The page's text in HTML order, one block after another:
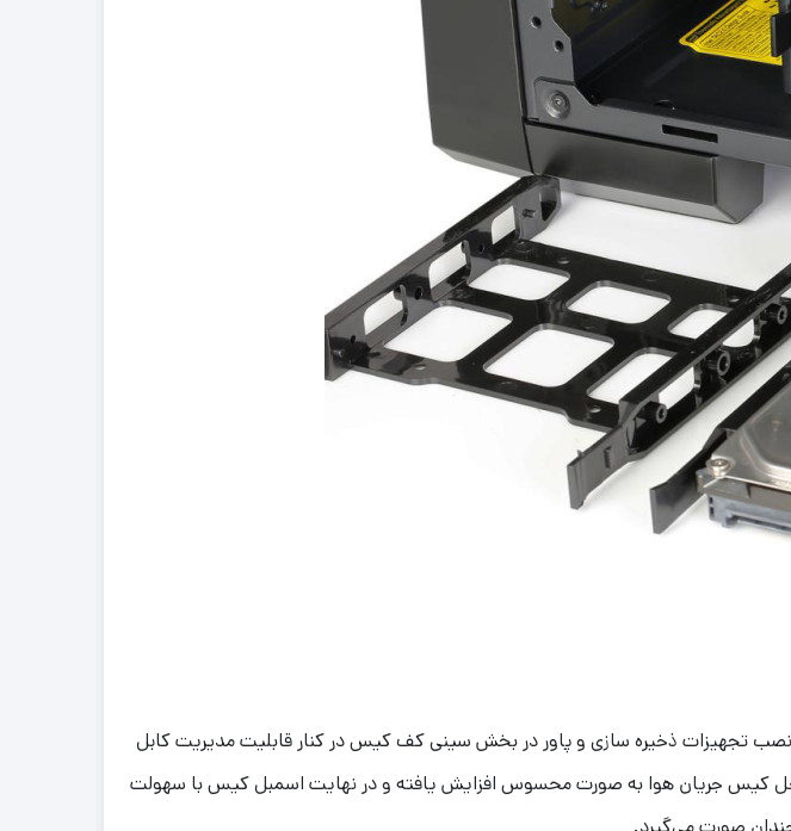
تجهیزات ذخیره سازی و پاور در بخش سینی کف کیس در کنار قابلیت مدیریت کابل
کیس جریان هوا به‌ صورت محسوس افزایش یافته و در نهایت اسمبل کیس با سهولت